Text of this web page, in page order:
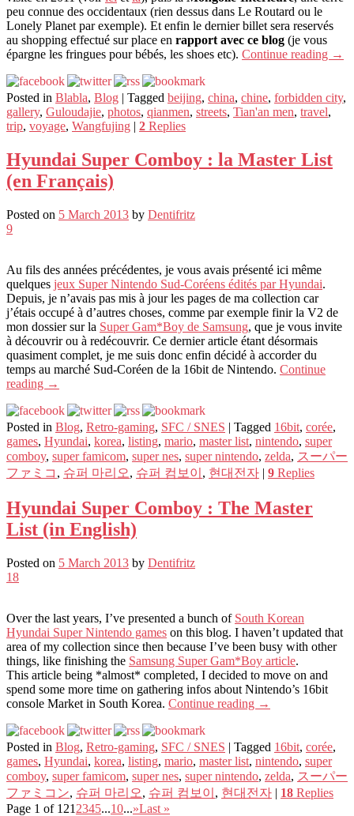
peu connue des occidentaux (rien dessus dans Le Routard ou le
Lonely Planet par exemple). Et enfin le dernier billet sera reservés
au shopping effectué sur place en rapport avec ce blog (je vous
épargne les fringues pour bébés, les shoes etc). Continue reading →
Posted in Blabla, Blog | Tagged beijing, china, chine, forbidden city,
gallery, Guloudajie, photos, qianmen, streets, Tian'an men, travel,
trip, voyage, Wangfujing | 2 Replies
Hyundai Super Comboy : la Master List
(en Français)
Posted on 5 March 2013 by Dentifritz
9
Au fils des années précédentes, je vous avais présenté ici même
quelques jeux Super Nintendo Sud-Coréens édités par Hyundai.
Depuis, je n’avais pas mis à jour les pages de ma collection car
j’étais occupé à d’autres choses, comme par exemple finir la V2 de
mon dossier sur la Super Gam*Boy de Samsung, que je vous invite
à découvrir ou à redécouvrir. Ce dernier article étant désormais
quasiment complet, je me suis donc enfin décidé à accorder du
temps au marché Sud-Coréen de la 16bit de Nintendo. Continue
reading →
Posted in Blog, Retro-gaming, SFC / SNES | Tagged 16bit, corée,
games, Hyundai, korea, listing, mario, master list, nintendo, super
comboy, super famicom, super nes, super nintendo, zelda, スーパー
ファミコ , 슈퍼 마리오, 슈퍼 컴보이 , 현대전자 | 9 Replies
Hyundai Super Comboy : The Master
List (in English)
Posted on 5 March 2013 by Dentifritz
18
Over the last years, I’ve presented a bunch of South Korean
Hyundai Super Nintendo games on this blog. I haven’t updated that
area of my collection since then because I’ve been busy with other
things, like finishing the Samsung Super Gam*Boy article.
This article being *almost* completed, I decided to move on and
spend some more time on gathering infos about Nintendo’s 16bit
console Market in South Korea. Continue reading →
Posted in Blog, Retro-gaming, SFC / SNES | Tagged 16bit, corée,
games, Hyundai, korea, listing, mario, master list, nintendo, super
comboy, super famicom, super nes, super nintendo, zelda, スーパー
ファミコン, 슈퍼 마리오, 슈퍼 컴보이 , 현대전자 | 18 Replies
Page 1 of 121 2345...10...»Last »